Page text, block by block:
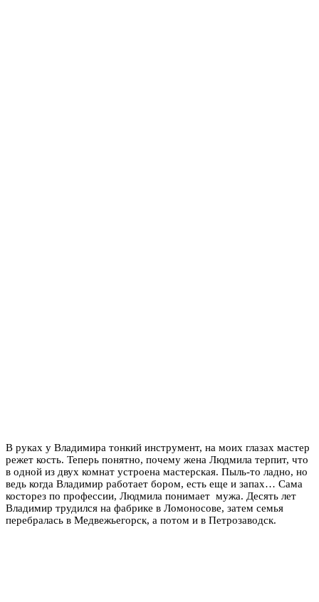
В руках у Владимира тонкий инструмент, на моих глазах мастер
режет кость. Теперь понятно, почему жена Людмила терпит, что
в одной из двух комнат устроена мастерская. Пыль-то ладно, но
ведь когда Владимир работает бором, есть еще и запах… Сама
косторез по профессии, Людмила понимает мужа. Десять лет
Владимир трудился на фабрике в Ломоносове, затем семья
перебралась в Медвежьегорск, а потом и в Петрозаводск.